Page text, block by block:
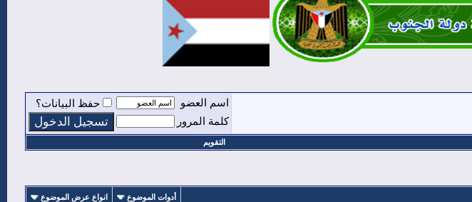
اسم العضو
حفظ البيانات؟
كلمة المرور
التقويم
أدوات الموضوع انواع عرض الموضوع